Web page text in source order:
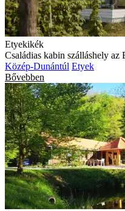
Etyekikék
Családias kabin szálláshely
Közép-Dunántúl Etyek
Bővebben